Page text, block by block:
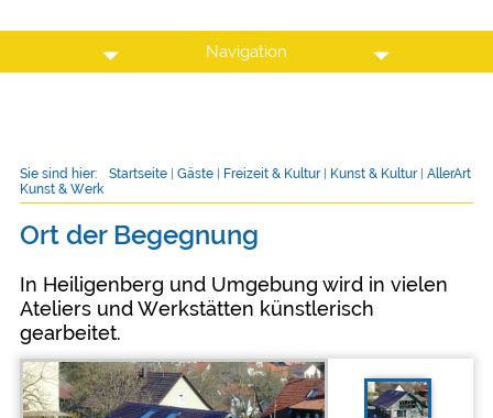
Navigation
Sie sind hier: Startseite| Gäste| Freizeit & Kultur| Kunst & Kultur| AllerArt
Kunst & Werk
Ort der Begegnung
In Heiligenberg und Umgebung wird in vielen
Ateliers und Werkstätten künstlerisch
gearbeitet.